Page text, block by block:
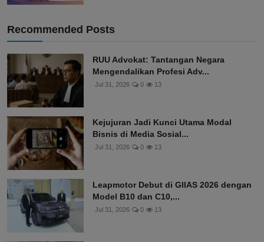
Recommended Posts
RUU Advokat: Tantangan Negara
Mengendalikan Profesi Adv...
Jul 31, 2026 0 13
Kejujuran Jadi Kunci Utama Modal
Bisnis di Media Sosial...
Jul 31, 2026 0 13
Leapmotor Debut di GIIAS 2026 dengan
Model B10 dan C10,...
Jul 31, 2026 0 13